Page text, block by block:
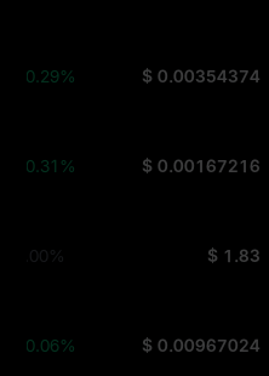
$ 0.00354374
+0.29%
$ 0.00167216
+0.31%
$ 1.83
0.00%
$ 0.00967024
+0.06%